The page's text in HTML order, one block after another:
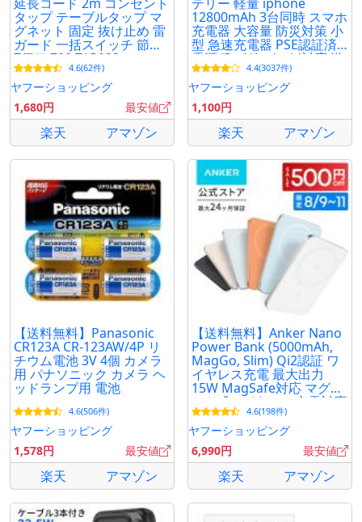
タップ テーブルタップ マ
グネット 固定 抜け止め 雷
ガード 一括スイッチ 節電
7個口 700-TAP033
4.6(62件)
ヤフーショッピング
1,680円
最安値
楽天 アマゾン
12800mAh 3台同時 スマホ
充電器 大容量 防災対策 小
型 急速充電器 PSE認証済
電源 iPad/Android対応 送
料無料 | Oshimoba公式
4.4(3037件)
ヤフーショッピング
1,100円
楽天 アマゾン
【送料無料】Panasonic
CR123A CR-123AW/4P リ
チウム電池 3V 4個 カメラ
用 パナソニック カメラ ヘ
ッドランプ用 電池
4.6(506件)
ヤフーショッピング
1,578円
最安値
楽天 アマゾン
【送料無料】Anker Nano
Power Bank (5000mAh,
MagGo, Slim) Qi2認証 ワ
イヤレス充電 最大出力
15W MagSafe対応 マグネ
ット式ワイヤレス充電対応
4.6(198件)
ヤフーショッピング
6,990円
最安値
楽天 アマゾン